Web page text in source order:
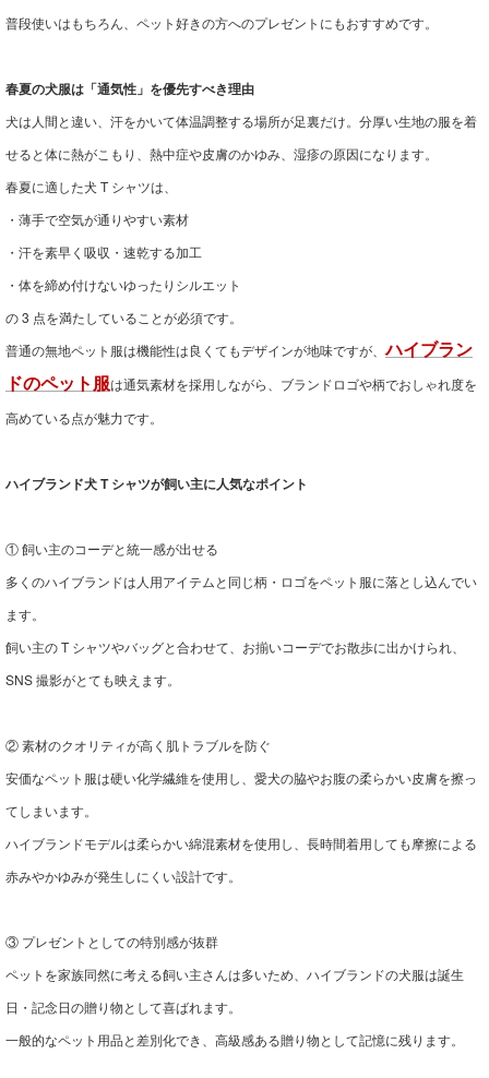
普段使いはもちろん、ペット好きの方へのプレゼントにもおすすめです。
春夏の犬服は「通気性」を優先すべき理由
犬は人間と違い、汗をかいて体温調整する場所が足裏だけ。分厚い生地の服を着
せると体に熱がこもり、熱中症や皮膚のかゆみ、湿疹の原因になります。
春夏に適した犬 T シャツは、
・薄手で空気が通りやすい素材
・汗を素早く吸収・速乾する加工
・体を締め付けないゆったりシルエット
の 3 点を満たしていることが必須です。
普通の無地ペット服は機能性は良くてもデザインが地味ですが、ハイブラン
ドのペット服は通気素材を採用しながら、ブランドロゴや柄でおしゃれ度を
高めている点が魅力です。
ハイブランド犬 T シャツが飼い主に人気なポイント
① 飼い主のコーデと統一感が出せる
多くのハイブランドは人用アイテムと同じ柄・ロゴをペット服に落とし込んでい
ます。
飼い主の T シャツやバッグと合わせて、お揃いコーデでお散歩に出かけられ、
SNS 撮影がとても映えます。
② 素材のクオリティが高く肌トラブルを防ぐ
安価なペット服は硬い化学繊維を使用し、愛犬の脇やお腹の柔らかい皮膚を擦っ
てしまいます。
ハイブランドモデルは柔らかい綿混素材を使用し、長時間着用しても摩擦による
赤みやかゆみが発生しにくい設計です。
③ プレゼントとしての特別感が抜群
ペットを家族同然に考える飼い主さんは多いため、ハイブランドの犬服は誕生
日・記念日の贈り物として喜ばれます。
一般的なペット用品と差別化でき、高級感ある贈り物として記憶に残ります。